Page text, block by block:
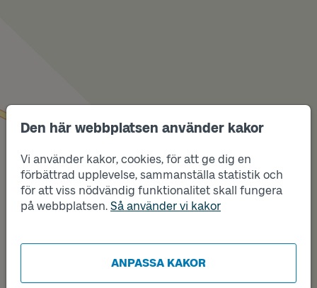
Den här webbplatsen använder kakor
Vi använder kakor, cookies, för att ge dig en
förbättrad upplevelse, sammanställa statistik och
för att viss nödvändig funktionalitet skall fungera
på webbplatsen. Så använder vi kakor
ANPASSA KAKOR
Läge
A
Läge
B